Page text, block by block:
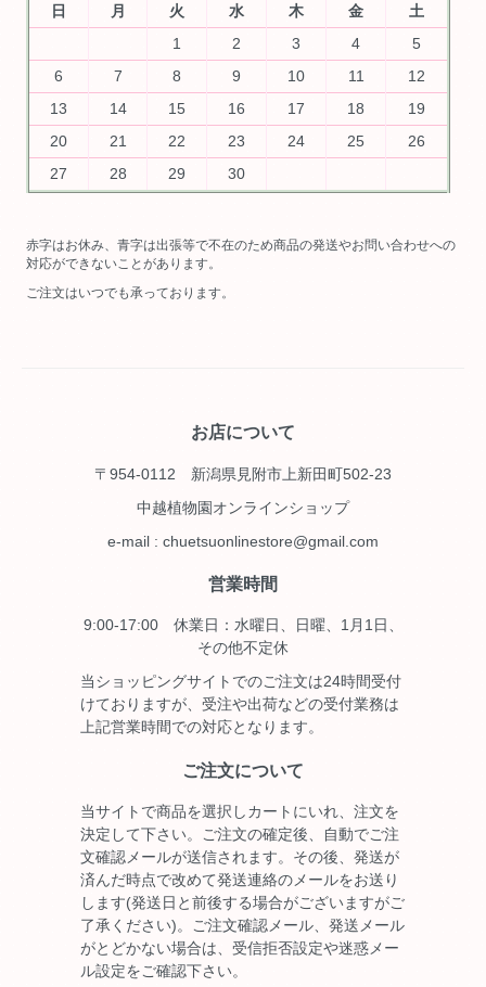
日
月 火 水 木 金
土
1
2 3 4
5
6
7 8 9 10 11
12
13
14 15 16 17 18
19
20
21 22 23 24 25
26
27
28 29 30
赤字はお休み、青字は出張等で不在のため商品の発送やお問い合わせへの
対応ができないことがあります。
ご注文はいつでも承っております。
お店について
〒954-0112 新潟県見附市上新田町502-23
中越植物園オンラインショップ
e-mail : chuetsuonlinestore@gmail.com
営業時間
9:00-17:00 休業日：水曜日、日曜、1月1日、
その他不定休
当ショッピングサイトでのご注文は24時間受付
けておりますが、受注や出荷などの受付業務は
上記営業時間での対応となります。
ご注文について
当サイトで商品を選択しカートにいれ、注文を
決定して下さい。ご注文の確定後、自動でご注
文確認メールが送信されます。その後、発送が
済んだ時点で改めて発送連絡のメールをお送り
します(発送日と前後する場合がございますがご
了承ください)。ご注文確認メール、発送メール
がとどかない場合は、受信拒否設定や迷惑メー
ル設定をご確認下さい。